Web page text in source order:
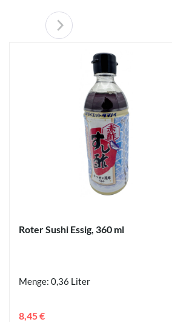
Roter Sushi Essig, 360 ml
Menge: 0,36 Liter
8,45 €